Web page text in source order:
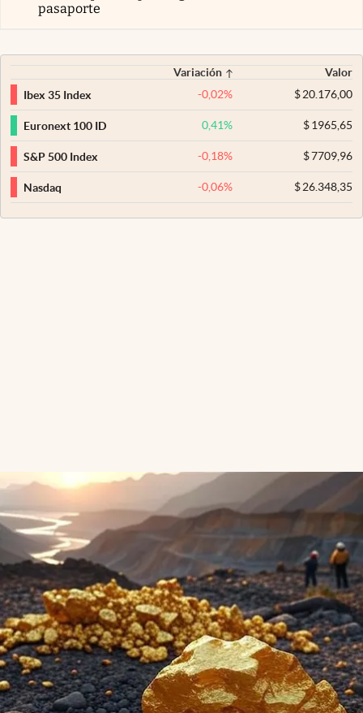
pasaporte
Variación
Valor
Ibex 35 Index
-0,02% $20.176,00
Euronext 100 ID 0,41% $1965,65
S&P 500 Index -0,18% $7709,96
Nasdaq -0,06% $26.348,35